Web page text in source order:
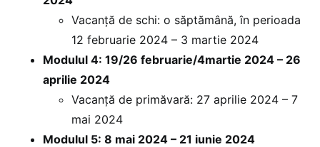
Vacanță de schi: o săptămână, în perioada
12 februarie 2024 – 3 martie 2024
Modulul 4: 19/26 februarie/4martie 2024 – 26
aprilie 2024
Vacanță de primăvară: 27 aprilie 2024 – 7
mai 2024
Modulul 5: 8 mai 2024 – 21 iunie 2024